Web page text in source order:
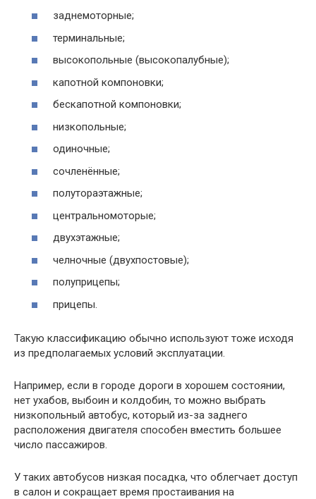
заднемоторные;
терминальные;
высокопольные (высокопалубные);
капотной компоновки;
бескапотной компоновки;
низкопольные;
одиночные;
сочленённые;
полутораэтажные;
центральномоторые;
двухэтажные;
челночные (двухпостовые);
полуприцепы;
прицепы.
Такую классификацию обычно используют тоже исходя
из предполагаемых условий эксплуатации.
Например, если в городе дороги в хорошем состоянии,
нет ухабов, выбоин и колдобин, то можно выбрать
низкопольный автобус, который из-за заднего
расположения двигателя способен вместить большее
число пассажиров.
У таких автобусов низкая посадка, что облегчает доступ
в салон и сокращает время простаивания на